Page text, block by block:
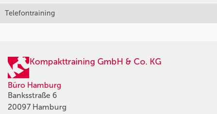
Telefontraining
Kompakttraining GmbH & Co. KG
Büro Hamburg
Banksstraße 6
20097 Hamburg